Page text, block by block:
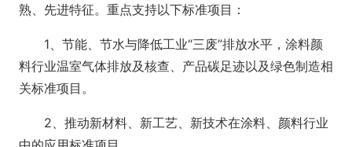
熟、先进特征。重点支持以下标准项目：
1、节能、节水与降低工业“三废”排放水平，涂料颜
料行业温室气体排放及核查、产品碳足迹以及绿色制造相
关标准项目。
2、推动新材料、新工艺、新技术在涂料、颜料行业